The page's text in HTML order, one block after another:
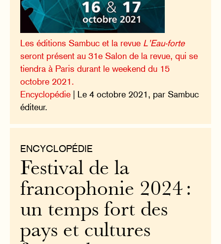
Les éditions Sambuc et la revue L’Eau-forte
seront présent au 31e Salon de la revue, qui se
tiendra à Paris durant le weekend du 15
octobre 2021.
Encyclopédie | Le 4 octobre 2021, par Sambuc
éditeur.
ENCYCLOPÉDIE
Festival de la
francophonie 2024 :
un temps fort des
pays et cultures